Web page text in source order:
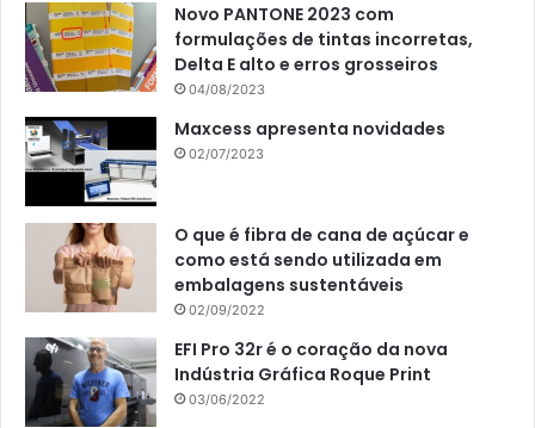
Novo PANTONE 2023 com
formulações de tintas incorretas,
Delta E alto e erros grosseiros
04/08/2023
Maxcess apresenta novidades
02/07/2023
O que é fibra de cana de açúcar e
como está sendo utilizada em
embalagens sustentáveis
02/09/2022
EFI Pro 32r é o coração da nova
Indústria Gráfica Roque Print
03/06/2022